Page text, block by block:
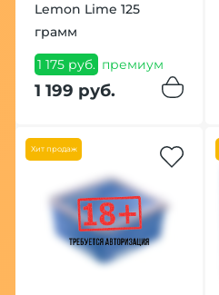
Lemon Lime 125
грамм
1 175 руб. премиум
1 199 руб.
Хит продаж